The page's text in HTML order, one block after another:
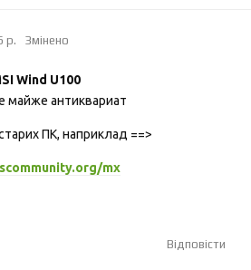
р. Змінено
Wind U100
майже антиквариат
ПК, наприклад ==>
mx
Відповісти